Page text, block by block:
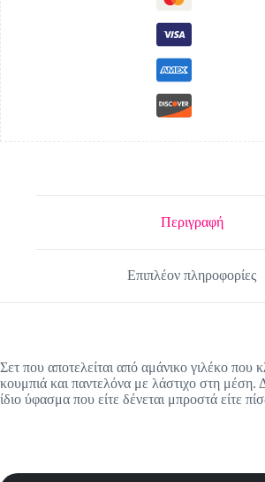
Περιγραφή
Επιπλέον πληροφορίες
Σετ που αποτελείται από αμάνικο γιλέκο που
κουμπιά και παντελόνα με λάστιχο στη μέση.
ίδιο ύφασμα που είτε δένεται μπροστά είτε